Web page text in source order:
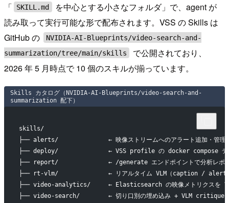
「
SKILL.md
を中心とする小さなフォルダ」で、agent が
読み取って実行可能な形で配布されます。VSS の Skills は
GitHub の
NVIDIA-AI-Blueprints/video-search-and-
summarization/tree/main/skills
で公開されており、
2026 年 5 月時点で 10 個のスキルが揃っています。
Skills カタログ（NVIDIA-AI-Blueprints/video-search-and-
summarization 配下）
skills/
├── alerts/              ← 映像ストリームへのアラート追加・管理
├── deploy/              ← VSS profile の docker compose デプ
├── report/              ← /generate エンドポイントで分析レポー
├── rt-vlm/              ← リアルタイム VLM（caption / alert /
├── video-analytics/     ← Elasticsearch の映像メトリクスを VA-
├── video-search/        ← 切り口別の埋め込み + VLM critique